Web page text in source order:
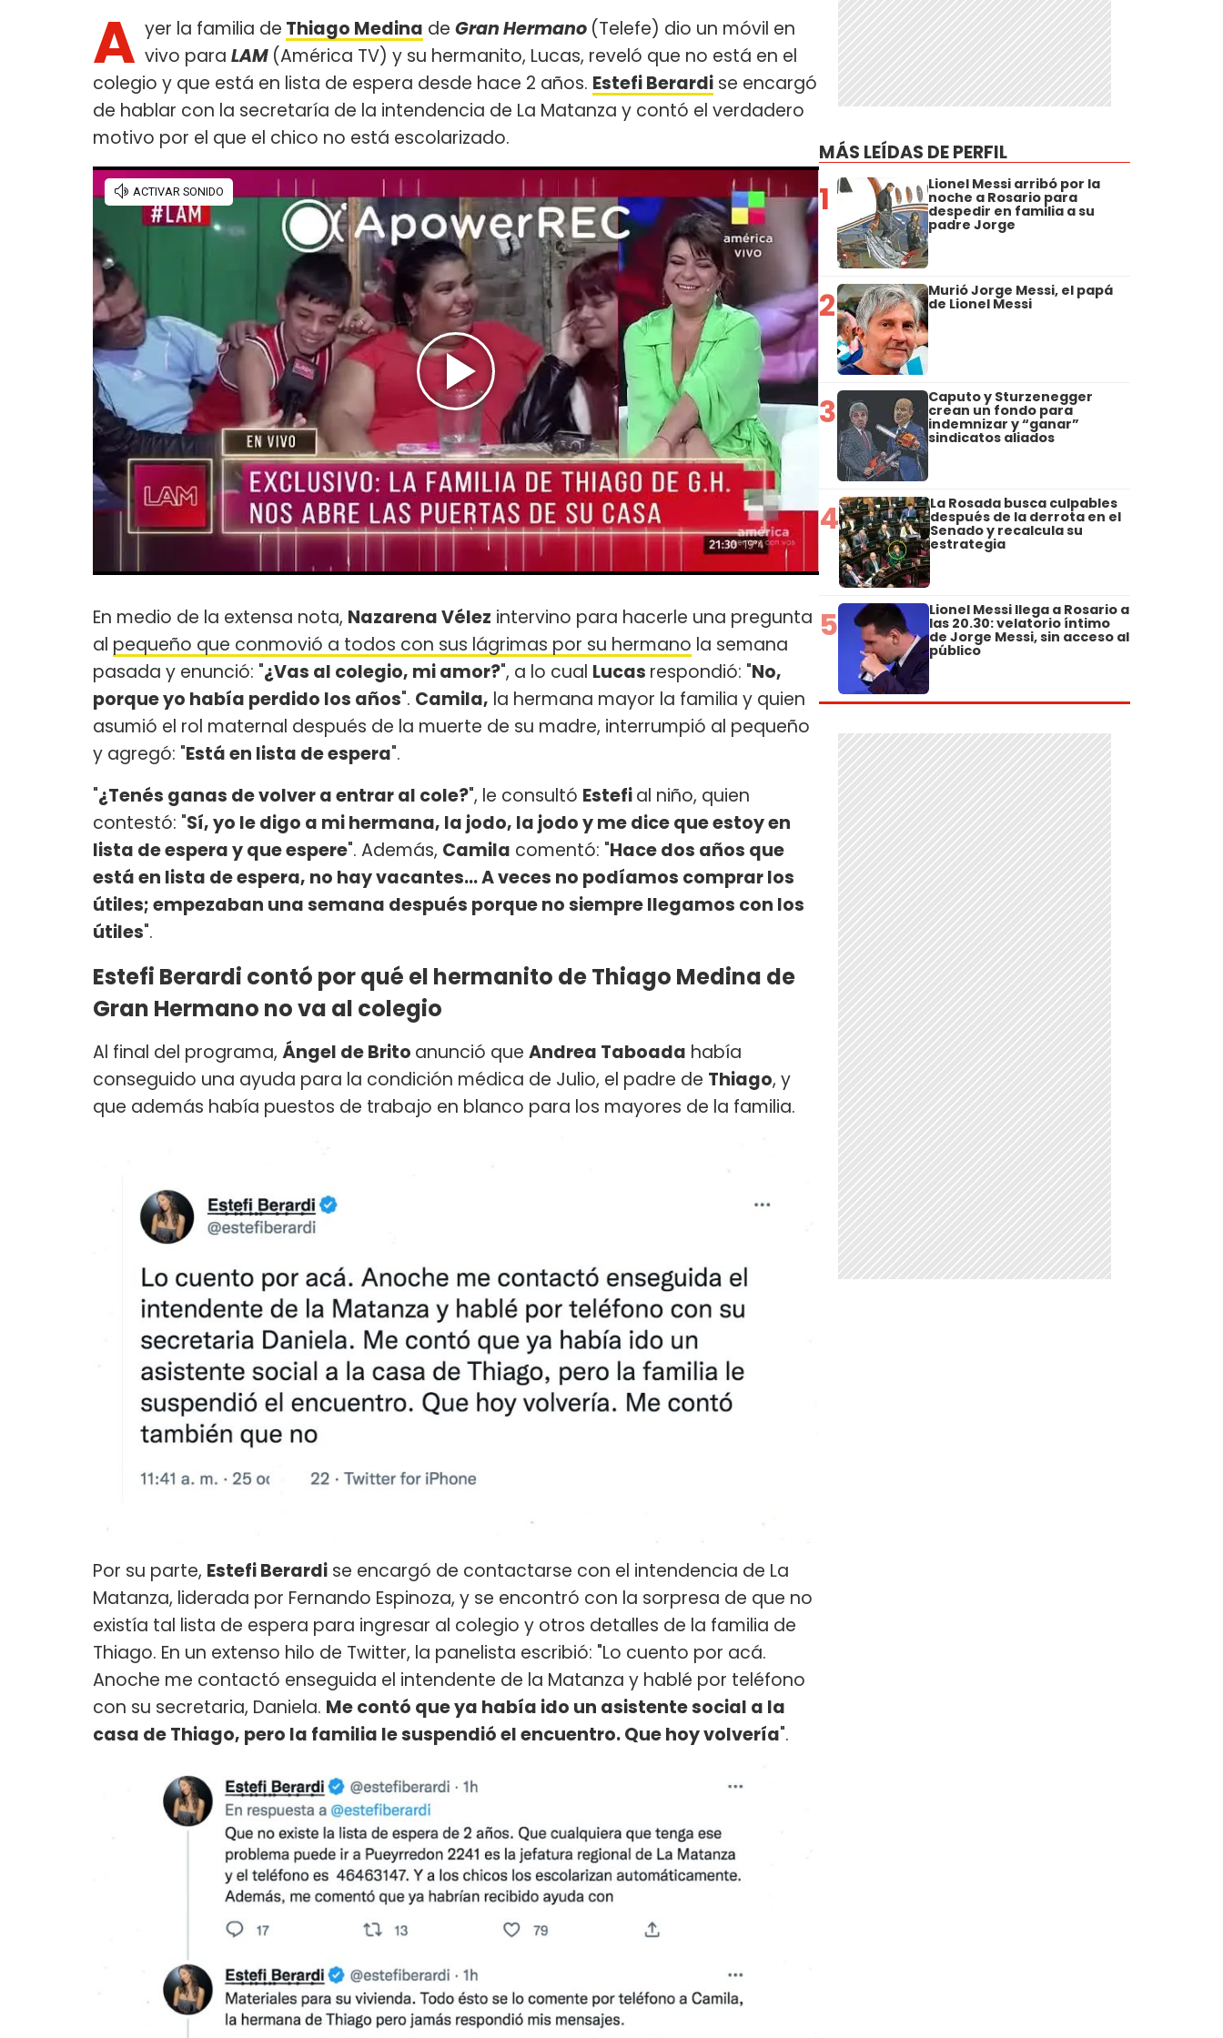
A yer la familia de Thiago Medina de Gran Hermano (Telefe) dio un móvil en
vivo para LAM (América TV) y su hermanito, Lucas, reveló que no está en el
colegio y que está en lista de espera desde hace 2 años. Estefi Berardi se encargó
de hablar con la secretaría de la intendencia de La Matanza y contó el verdadero
motivo por el que el chico no está escolarizado.
En medio de la extensa nota, Nazarena Vélez intervino para hacerle una pregunta
al pequeño que conmovió a todos con sus lágrimas por su hermano la semana
pasada y enunció: "¿Vas al colegio, mi amor?", a lo cual Lucas respondió: "No,
porque yo había perdido los años". Camila, la hermana mayor la familia y quien
asumió el rol maternal después de la muerte de su madre, interrumpió al pequeño
y agregó: "Está en lista de espera".
"¿Tenés ganas de volver a entrar al cole?", le consultó Estefial niño, quien
contestó: "Sí, yo le digo a mi hermana, la jodo, la jodo y me dice que estoy en
lista de espera y que espere". Además, Camila comentó: "Hace dos años que
está en lista de espera, no hay vacantes... A veces no podíamos comprar los
útiles; empezaban una semana después porque no siempre llegamos con los
útiles".
Estefi Berardi contó por qué el hermanito de Thiago Medina de
Gran Hermano no va al colegio
Al final del programa, Ángel de Brito anunció que Andrea Taboada había
conseguido una ayuda para la condición médica de Julio, el padre de Thiago, y
que además había puestos de trabajo en blanco para los mayores de la familia.
Por su parte, Estefi Berardi se encargó de contactarse con el intendencia de La
Matanza, liderada por Fernando Espinoza, y se encontró con la sorpresa de que no
existía tal lista de espera para ingresar al colegio y otros detalles de la familia de
Thiago. En un extenso hilo de Twitter, la panelista escribió: "Lo cuento por acá.
Anoche me contactó enseguida el intendente de la Matanza y hablé por teléfono
con su secretaria, Daniela. Me contó que ya había ido un asistente social a la
casa de Thiago, pero la familia le suspendió el encuentro. Que hoy volvería".
MÁS LEÍDAS DE PERFIL
1 Lionel Messi arribó por la
noche a Rosario para
despedir en familia a su
padre Jorge
2 Murió Jorge Messi, el papá
de Lionel Messi
3 Caputo y Sturzenegger
crean un fondo para
indemnizar y “ganar”
sindicatos aliados
4 La Rosada busca culpables
después de la derrota en el
Senado y recalcula su
estrategia
5 Lionel Messi llega a Rosario a
las 20.30: velatorio íntimo
de Jorge Messi, sin acceso al
público